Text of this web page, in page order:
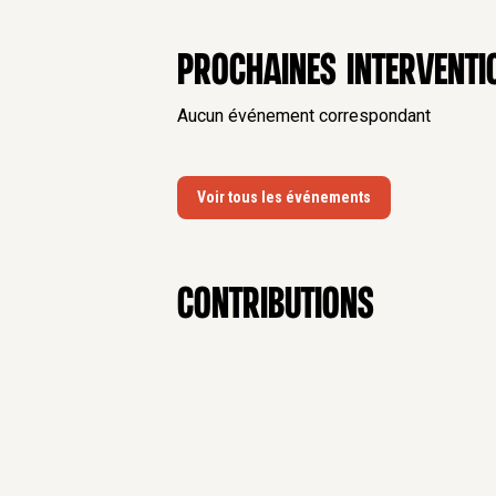
Prochaines
Aucun événement correspondant
Voir tous les événements
contributions